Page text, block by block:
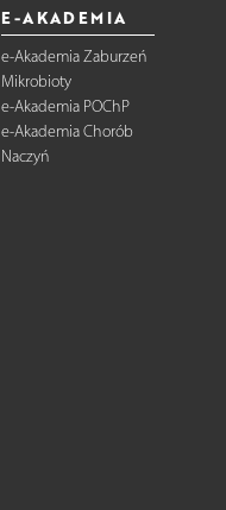
E-AKADEMIA
e-Akademia Zaburzeń
Mikrobioty
e-Akademia POChP
e-Akademia Chorób
Naczyń